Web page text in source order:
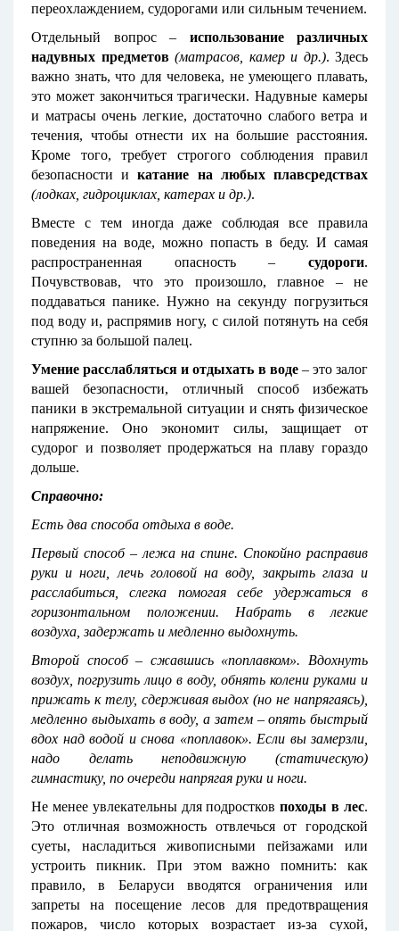
переохлаждением, судорогами или сильным течением.
Отдельный вопрос – использование различных
надувных предметов (матрасов, камер и др.). Здесь
важно знать, что для человека, не умеющего плавать,
это может закончиться трагически. Надувные камеры
и матрасы очень легкие, достаточно слабого ветра и
течения, чтобы отнести их на большие расстояния.
Кроме того, требует строгого соблюдения правил
безопасности икатание на любых плавсредствах
(лодках, гидроциклах, катерах и др.).
Вместе с тем иногда даже соблюдая все правила
поведения на воде, можно попасть в беду. И самая
распространенная опасность – судороги.
Почувствовав, что это произошло, главное – не
поддаваться панике. Нужно на секунду погрузиться
под воду и, распрямив ногу, с силой потянуть на себя
ступню за большой палец.
Умение расслабляться и отдыхать в воде– это залог
вашей безопасности, отличный способ избежать
паники в экстремальной ситуации и снять физическое
напряжение. Оно экономит силы, защищает от
судорог и позволяет продержаться на плаву гораздо
дольше.
Справочно:
Есть два способа отдыха в воде.
Первый способ – лежа на спине. Спокойно расправив
руки и ноги, лечь головой на воду, закрыть глаза и
расслабиться, слегка помогая себе удержаться в
горизонтальном положении. Набрать в легкие
воздуха, задержать и медленно выдохнуть.
Второй способ – сжавшись «поплавком». Вдохнуть
воздух, погрузить лицо в воду, обнять колени руками и
прижать к телу, сдерживая выдох (но не напрягаясь),
медленно выдыхать в воду, а затем – опять быстрый
вдох над водой и снова «поплавок». Если вы замерзли,
надо делать неподвижную (статическую)
гимнастику, по очереди напрягая руки и ноги.
Не менее увлекательны для подростковпоходы в лес.
Это отличная возможность отвлечься от городской
суеты, насладиться живописными пейзажами или
устроить пикник. При этом важно помнить: как
правило, в Беларуси вводятся ограничения или
запреты на посещение лесов для предотвращения
пожаров, число которых возрастает из-за сухой,